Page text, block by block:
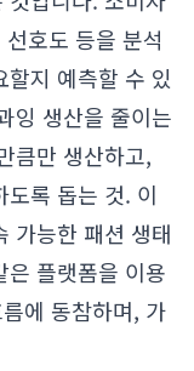
호도 등을 분석
지 예측할 수 있
잉 생산을 줄이는
큼만 생산하고,
도록 돕는 것. 이
가능한 패션 생태
은 플랫폼을 이용
에 동참하며, 가